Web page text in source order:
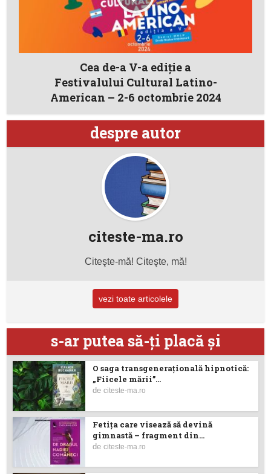
Cea de-a V-a ediție a
Festivalului Cultural Latino-
American – 2-6 octombrie 2024
despre autor
citeste-ma.ro
Citeşte-mă! Citeşte, mă!
vezi toate articolele
s-ar putea să-ţi placă şi
O saga transgenerațională hipnotică:
„Fiicele mării”...
deciteste-ma.ro
Fetiţa care visează să devină
gimnastă – fragment din...
deciteste-ma.ro